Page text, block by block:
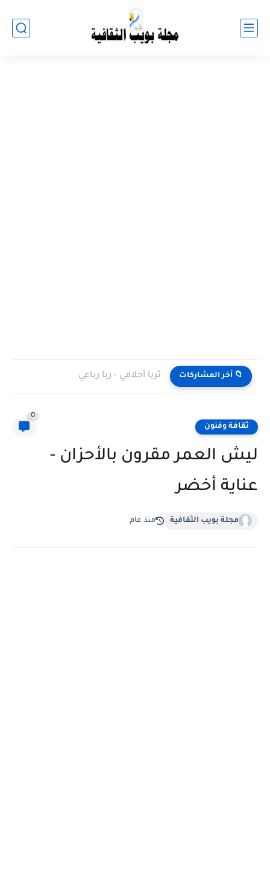
📁 أخر المشاركات ثريا أحلامي - ربا رباعي
ثقافة وفنون
0
ليش العمر مقرون بالأحزان -
عناية أخضر
مجلة بويب الثقافية منذ عام